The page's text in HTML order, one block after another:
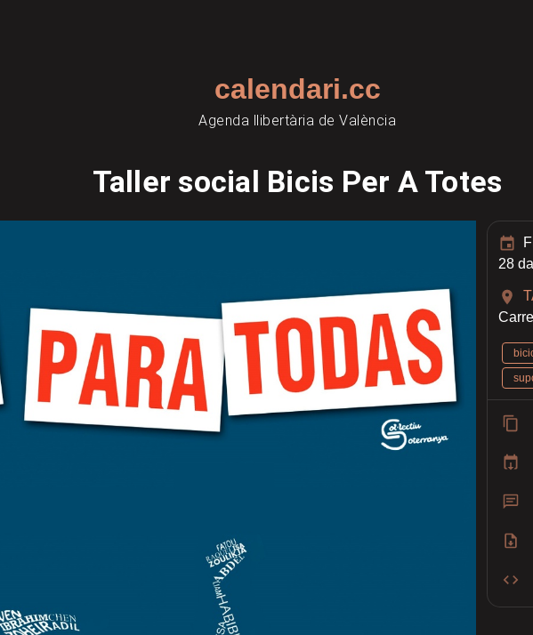
calendari.cc
Agenda llibertària de València
Taller social Bicis Per A Totes
28